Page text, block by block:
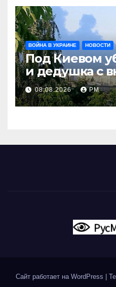
ВОЙНА В УКРАИНЕ НОВОСТИ
Под Киевом
и дедушка с
Поволжье и
вновь горят
08.08.2026 РМ
Сайт работает на WordPress